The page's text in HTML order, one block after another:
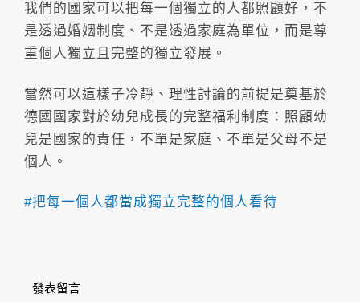
我們的國家可以把每一個獨立的人都照顧好，不
是透過婚姻制度、不是透過家庭為單位，而是尊
重個人獨立且完整的獨立發展。
當然可以這樣子冷靜、理性討論的前提是奠基於
德國國家對於幼兒成長的完整福利制度：照顧幼
兒是國家的責任，不單是家庭、不單是父母不是
個人。
#把每一個人都當成獨立完整的個人看待
發表留言